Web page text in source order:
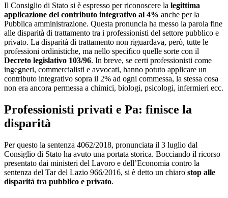
Il Consiglio di Stato si è espresso per riconoscere la legittima
applicazione del contributo integrativo al 4% anche per la
Pubblica amministrazione. Questa pronuncia ha messo la parola fine
alle disparità di trattamento tra i professionisti del settore pubblico e
privato. La disparità di trattamento non riguardava, però, tutte le
professioni ordinistiche, ma nello specifico quelle sorte con il
Decreto legislativo 103/96. In breve, se certi professionisti come
ingegneri, commercialisti e avvocati, hanno potuto applicare un
contributo integrativo sopra il 2% ad ogni commessa, la stessa cosa
non era ancora permessa a chimici, biologi, psicologi, infermieri ecc.
Professionisti privati e Pa: finisce la
disparità
Per questo la sentenza 4062/2018, pronunciata il 3 luglio dal
Consiglio di Stato ha avuto una portata storica. Bocciando il ricorso
presentato dai ministeri del Lavoro e dell’Economia contro la
sentenza del Tar del Lazio 966/2016, si è detto un chiaro stop alle
disparità tra pubblico e privato.